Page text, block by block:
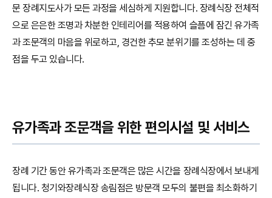
문 장례지도사가 모든 과정을 세심하게 지원합니다. 장례식장 전체적
으로 은은한 조명과 차분한 인테리어를 적용하여 슬픔에 잠긴 유가족
과 조문객의 마음을 위로하고, 경건한 추모 분위기를 조성하는 데 중
점을 두고 있습니다.
유가족과 조문객을 위한 편의시설 및 서비스
장례 기간 동안 유가족과 조문객은 많은 시간을 장례식장에서 보내게
됩니다. 청기와장례식장 송림점은 방문객 모두의 불편을 최소화하기